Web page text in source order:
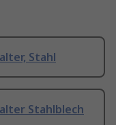
Stahl
Stahlblech